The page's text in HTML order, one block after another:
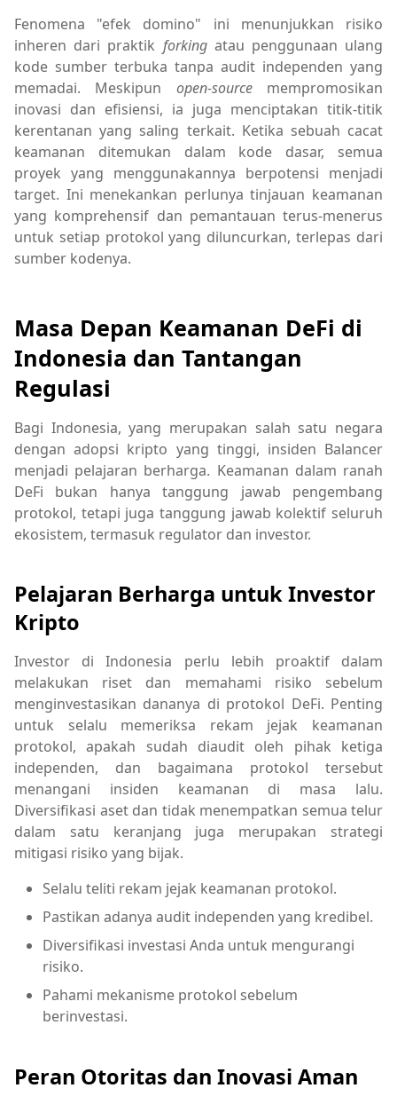
Fenomena "efek domino" ini menunjukkan risiko
inheren dari praktik forkingatau penggunaan ulang
kode sumber terbuka tanpa audit independen yang
memadai. Meskipun open-sourcemempromosikan
inovasi dan efisiensi, ia juga menciptakan titik-titik
kerentanan yang saling terkait. Ketika sebuah cacat
keamanan ditemukan dalam kode dasar, semua
proyek yang menggunakannya berpotensi menjadi
target. Ini menekankan perlunya tinjauan keamanan
yang komprehensif dan pemantauan terus-menerus
untuk setiap protokol yang diluncurkan, terlepas dari
sumber kodenya.
Masa Depan Keamanan DeFi di
Indonesia dan Tantangan
Regulasi
Bagi Indonesia, yang merupakan salah satu negara
dengan adopsi kripto yang tinggi, insiden Balancer
menjadi pelajaran berharga. Keamanan dalam ranah
DeFi bukan hanya tanggung jawab pengembang
protokol, tetapi juga tanggung jawab kolektif seluruh
ekosistem, termasuk regulator dan investor.
Pelajaran Berharga untuk Investor
Kripto
Investor di Indonesia perlu lebih proaktif dalam
melakukan riset dan memahami risiko sebelum
menginvestasikan dananya di protokol DeFi. Penting
untuk selalu memeriksa rekam jejak keamanan
protokol, apakah sudah diaudit oleh pihak ketiga
independen, dan bagaimana protokol tersebut
menangani insiden keamanan di masa lalu.
Diversifikasi aset dan tidak menempatkan semua telur
dalam satu keranjang juga merupakan strategi
mitigasi risiko yang bijak.
Selalu teliti rekam jejak keamanan protokol.
Pastikan adanya audit independen yang kredibel.
Diversifikasi investasi Anda untuk mengurangi
risiko.
Pahami mekanisme protokol sebelum
berinvestasi.
Peran Otoritas dan Inovasi Aman